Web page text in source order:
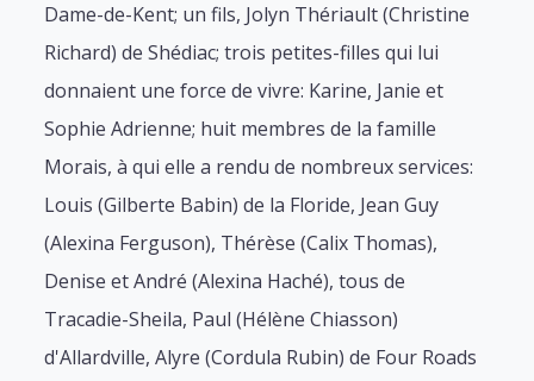
Dame-de-Kent; un fils, Jolyn Thériault (Christine
Richard) de Shédiac; trois petites-filles qui lui
donnaient une force de vivre: Karine, Janie et
Sophie Adrienne; huit membres de la famille
Morais, à qui elle a rendu de nombreux services:
Louis (Gilberte Babin) de la Floride, Jean Guy
(Alexina Ferguson), Thérèse (Calix Thomas),
Denise et André (Alexina Haché), tous de
Tracadie-Sheila, Paul (Hélène Chiasson)
d'Allardville, Alyre (Cordula Rubin) de Four Roads